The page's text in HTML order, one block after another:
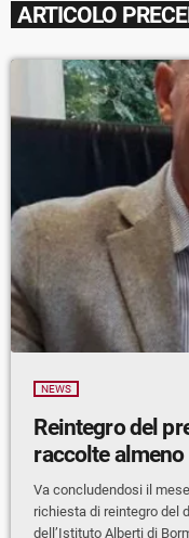
ARTICOLO
NEWS
Reintegro del
raccolte
Va concludendosi il
richiesta di reintegro del
dell’Istituto Alberti di